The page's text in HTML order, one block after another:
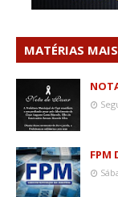
MATÉRIAS
FPM